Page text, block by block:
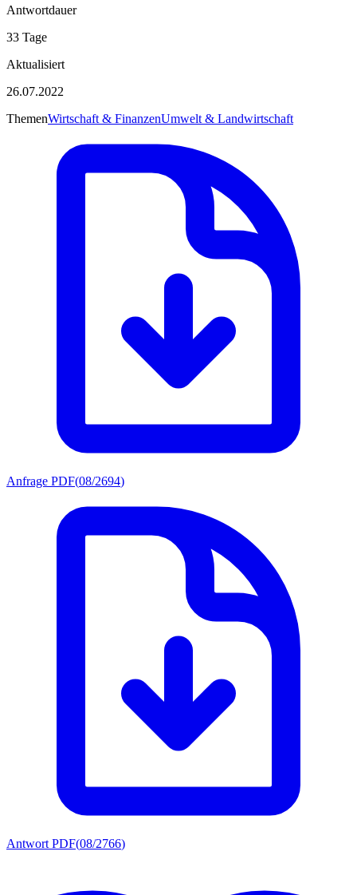
Antwortdauer
33 Tage
Aktualisiert
26.07.2022
ThemenWirtschaft & FinanzenUmwelt & Landwirtschaft
Anfrage PDF(08/2694)
Antwort PDF(08/2766)